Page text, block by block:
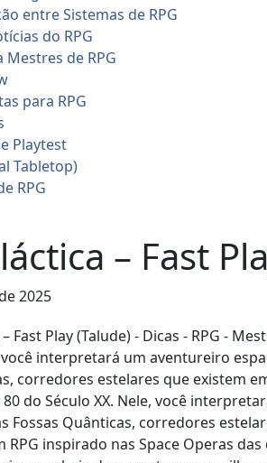
entre Sistemas de RPG
do RPG
Mestres de RPG
para RPG
Playtest
Tabletop)
RPG
– Fast
2025